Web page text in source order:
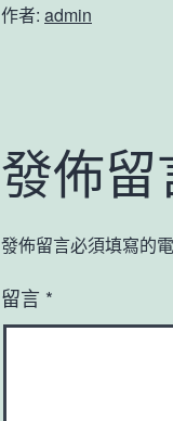
作者: admin
發佈留
發佈留言必須填寫的
留言 *